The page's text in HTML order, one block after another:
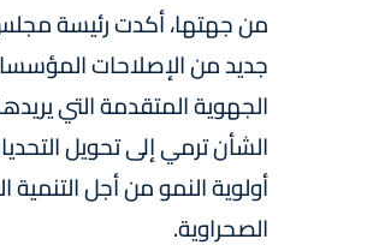
من جهتها، أكدت رئيسة
جديد من الإصلاحات
الجهوية المتقدمة التي
الشأن ترمي إلى تحويل
أولوية النمو من أجل
الصحراوية.